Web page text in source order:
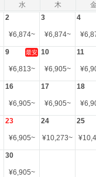
水 木 金
2
¥6,874~
3
¥6,874~
4
¥
9 最安
¥6,813~
10
¥6,905~
11
¥
16
¥6,905~
17
¥6,905~
18
¥
23
¥6,905~
24
¥10,273~
25
¥
30
¥6,905~